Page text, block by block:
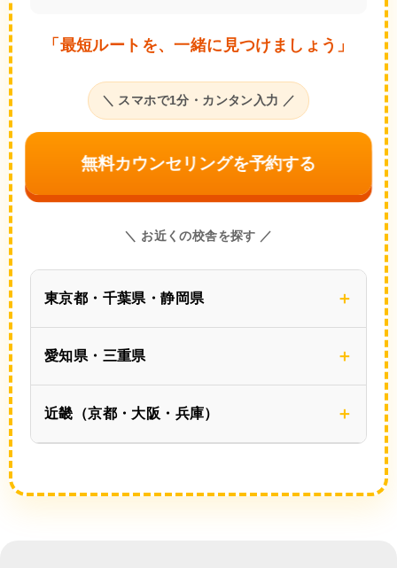
「最短ルートを、一緒に見つけましょう」
＼ スマホで1分・カンタン入力 ／
無料カウンセリングを予約する
＼ お近くの校舎を探す ／
東京都・千葉県・静岡県
愛知県・三重県
近畿（京都・大阪・兵庫）